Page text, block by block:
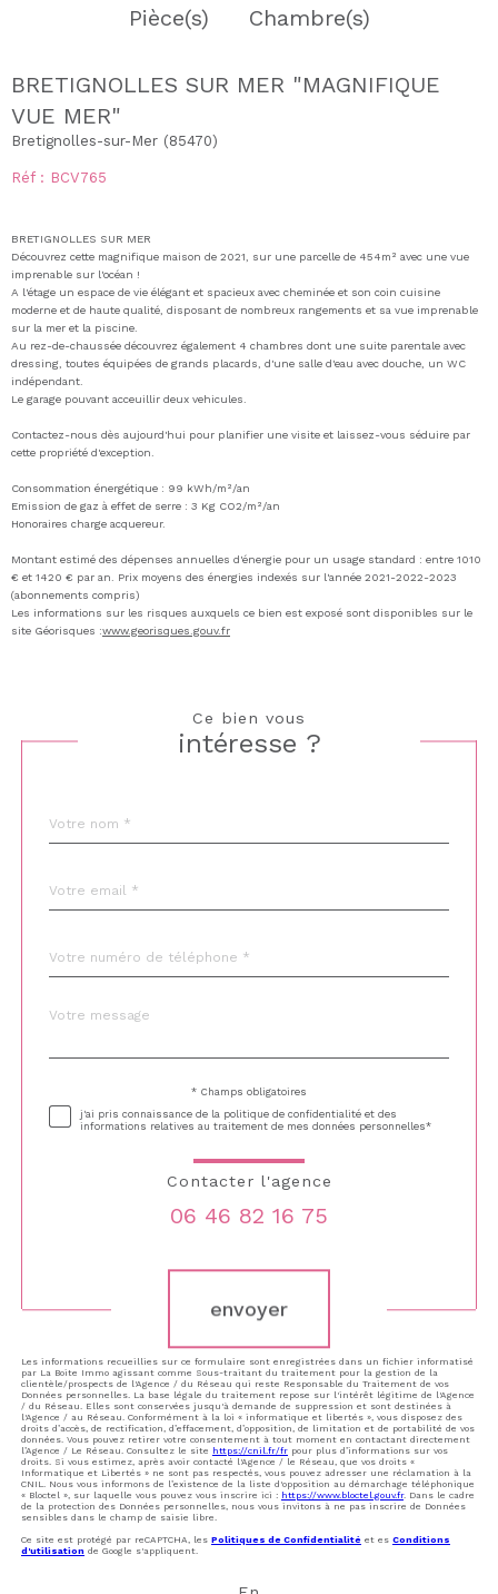
Pièce(s) Chambre(s)
BRETIGNOLLES SUR MER "MAGNIFIQUE
VUE MER"
Bretignolles-sur-Mer (85470)
Réf : BCV765
BRETIGNOLLES SUR MER
Découvrez cette magnifique maison de 2021, sur une parcelle de 454m² avec une vue
imprenable sur l'océan !
A l'étage un espace de vie élégant et spacieux avec cheminée et son coin cuisine
moderne et de haute qualité, disposant de nombreux rangements et sa vue imprenable
sur la mer et la piscine.
Au rez-de-chaussée découvrez également 4 chambres dont une suite parentale avec
dressing, toutes équipées de grands placards, d'une salle d'eau avec douche, un WC
indépendant.
Le garage pouvant acceuillir deux vehicules.
Contactez-nous dès aujourd'hui pour planifier une visite et laissez-vous séduire par
cette propriété d'exception.
Consommation énergétique : 99 kWh/m²/an
Emission de gaz à effet de serre : 3 Kg CO2/m²/an
Honoraires charge acquereur.
Montant estimé des dépenses annuelles d'énergie pour un usage standard : entre 1010
€ et 1420 € par an. Prix moyens des énergies indexés sur l'année 2021-2022-2023
(abonnements compris)
Les informations sur les risques auxquels ce bien est exposé sont disponibles sur le
site Géorisques :www.georisques.gouv.fr
Ce bien vous
intéresse ?
par
*
*
*
Fieldset
Message
*
* Champs obligatoires
j'ai pris connaissance de la politique de confidentialité et des
informations relatives au traitement de mes données personnelles*
Contacter l'agence
06 46 82 16 75
envoyer
Les informations recueillies sur ce formulaire sont enregistrées dans un fichier informatisé
par La Boite Immo agissant comme Sous-traitant du traitement pour la gestion de la
clientèle/prospects de l'Agence / du Réseau qui reste Responsable du Traitement de vos
Données personnelles. La base légale du traitement repose sur l'intérêt légitime de l'Agence
/ du Réseau. Elles sont conservées jusqu'à demande de suppression et sont destinées à
l'Agence / au Réseau. Conformément à la loi « informatique et libertés », vous disposez des
droits d’accès, de rectification, d’effacement, d’opposition, de limitation et de portabilité de vos
données. Vous pouvez retirer votre consentement à tout moment en contactant directement
l’Agence / Le Réseau. Consultez le site https://cnil.fr/fr pour plus d’informations sur vos
droits. Si vous estimez, après avoir contacté l'Agence / le Réseau, que vos droits «
Informatique et Libertés » ne sont pas respectés, vous pouvez adresser une réclamation à la
CNIL. Nous vous informons de l’existence de la liste d'opposition au démarchage téléphonique
« Bloctel », sur laquelle vous pouvez vous inscrire ici : https://www.bloctel.gouv.fr. Dans le cadre
de la protection des Données personnelles, nous vous invitons à ne pas inscrire de Données
sensibles dans le champ de saisie libre.
Ce site est protégé par reCAPTCHA, les Politiques de Confidentialité et es Conditions
d'utilisation de Google s'appliquent.